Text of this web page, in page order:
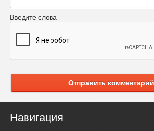
Введите слова
Отправить комментарий
Навигация